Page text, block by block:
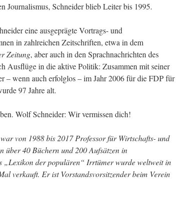
Journalismus, Schneider blieb Leiter bis 1995.
eine ausgeprägte Vortrags- und
in zahlreichen Zeitschriften, etwa in dem
Zeitung, aber auch in den Sprachnachrichten des
Ausflüge in die aktive Politik: Zusammen mit seiner
– wenn auch erfolglos – im Jahr 2006 für die FDP für
97 Jahre alt.
Wolf Schneider: Wir vermissen dich!
von 1988 bis 2017 Professor für Wirtschafts- und
40 Büchern und 200 Aufsätzen in
„Lexikon der populären“ Irrtümer wurde weltweit in
verkauft. Er ist Vorstandsvorsitzender beim Verein